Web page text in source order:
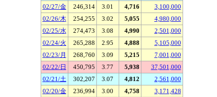
02/27/金
246,314 3.01 4,716
3,100,000
02/26/木
254,255 3.02 5,055
4,980,000
02/25/水
274,473 3.08 4,990
2,501,000
02/24/火
265,288 2.95 4,888
5,105,000
02/23/月
268,760 3.09 5,215
7,001,000
02/22/日
450,795 3.77 5,938
37,501,000
02/21/土
302,207 3.07 4,812
2,561,000
02/20/金
236,994 3.00 4,758
3,171,428